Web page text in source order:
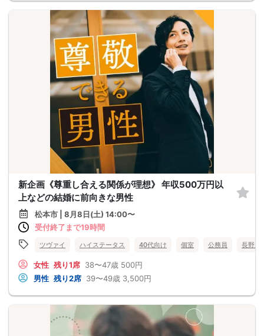
新企画《尊重し合える関係が理想》 年収500万円以
上などの結婚に前向きな男性
松本市 | 8月8日(土) 14:00〜
受付終了まで19時間
ツヴァイ ハイステータス 40代向け 個室 公務員 長野県
女性 残り1席 38〜47歳 500円
男性 残り2席 39〜49歳 3,500円